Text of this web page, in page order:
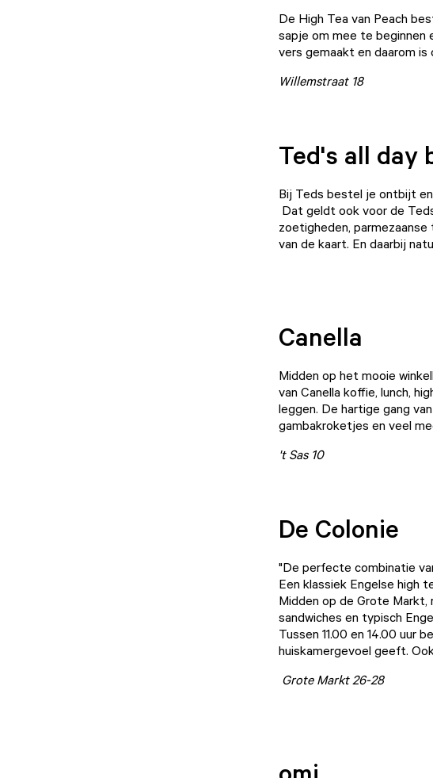
De High Tea van Peach
sapje om mee te beginnen
vers gemaakt en daarom
Willemstraat 18
Ted's all day
Bij Teds bestel je ontbijt en
Dat geldt ook voor de
zoetigheden,
van de kaart. En daarbij
Canella
Midden op het mooie
van Canella koffie, lunch,
leggen. De hartige gang
gambakroketjes en veel
't Sas 10
De Colonie
"De perfecte combinatie
Een klassiek Engelse high
Midden op de Grote
sandwiches en typisch
Tussen 11.00 en 14.00 uur
huiskamergevoel geeft.
Grote Markt 26-28